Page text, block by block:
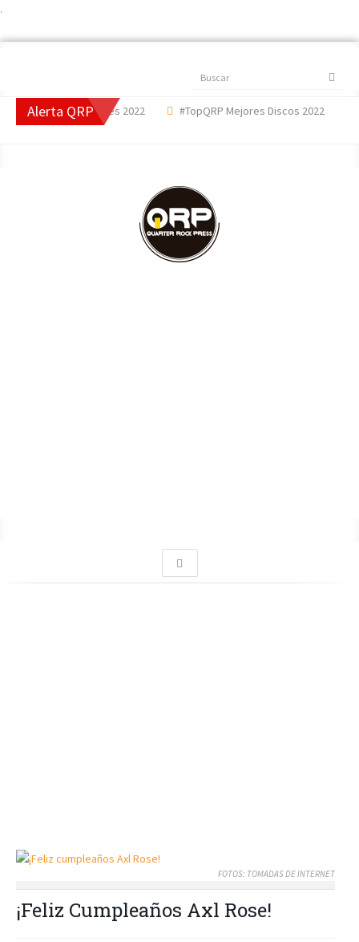
.
Buscar
Alerta QRP
Mejores Canciones 2022 #TopQRP Mejores Discos 2022
FOTOS: TOMADAS DE INTERNET
¡Feliz Cumpleaños Axl Rose!